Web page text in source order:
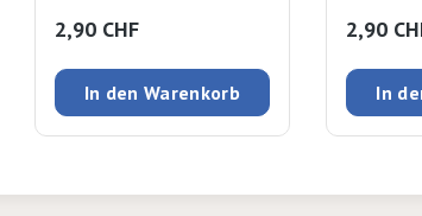
spülmaschinenfest.
Spielstabil verspricht mit
Kunststoff
unverwechselbarem
Regulärer Preis:
2,90 CHF
In den Warenkorb
2,90
In